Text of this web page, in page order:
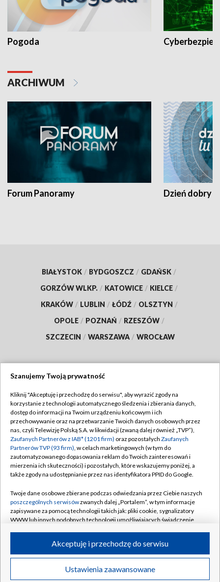
Pogoda
ARCHIWUM
Forum Panoramy Dzień dobry
BIAŁYSTOK / BYDGOSZCZ / GDAŃSK /
GORZÓW WLKP. / KATOWICE / KIELCE /
KRAKÓW / LUBLIN / ŁÓDŹ / OLSZTYN /
OPOLE / POZNAŃ / RZESZÓW /
SZCZECIN / WARSZAWA / WROCŁAW
TVP
Abonament TVP
Emisja w TVP
Centrum informacji TVP
Naziemna Telewizja Cyfrowa
Rada Programowa
System NOS
Informacje o nadawcy
Program dla prasy
Ogłoszenie przetargowe
Regulamin TVP
Polityka prywatności
Moje zgody
Pomoc
Kontakt
Kanały
©2026 Telewizja Polska S.A. w likwidacji
Szanujemy Twoją prywatność
Kliknij "Akceptuję i przechodzę do serwisu", aby wyrazić zgody na
korzystanie z technologii automatycznego śledzenia i zbierania danych,
dostęp do informacji na Twoim urządzeniu końcowym i ich
przechowywanie oraz na przetwarzanie Twoich danych osobowych przez
nas, czyli Telewizję Polską S.A. w likwidacji (zwaną dalej również „TVP”),
Zaufanych Partnerów z IAB* (1201 firm) oraz pozostałych Zaufanych
Partnerów TVP (93 firm), w celach marketingowych (w tym do
zautomatyzowanego dopasowania reklam do Twoich zainteresowań i
mierzenia ich skuteczności) i pozostałych, które wskazujemy poniżej, a
także zgody na udostępnianie przez nas identyfikatora PPID do Google.
Twoje dane osobowe zbierane podczas odwiedzania przez Ciebie naszych
poszczególnych serwisówzwanych dalej „Portalem”, w tym informacje
zapisywane za pomocą technologii takich jak: pliki cookie, sygnalizatory
WWW lub innych podobnych technologii umożliwiających świadczenie
ruchu w Internecie.
Twoje dane osobowe zbierane podczas odwiedzania przez Ciebie
poszczególnych serwisówna Portalu, takie jak adresy IP, identyfikatory
Ustawienia zaawansowane
Akceptuję i przechodzę do serwisu